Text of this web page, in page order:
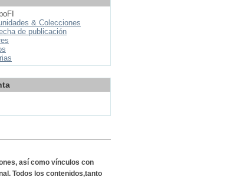
& Colecciones
de publicación
así como vínculos con
Todos los contenidos,tanto